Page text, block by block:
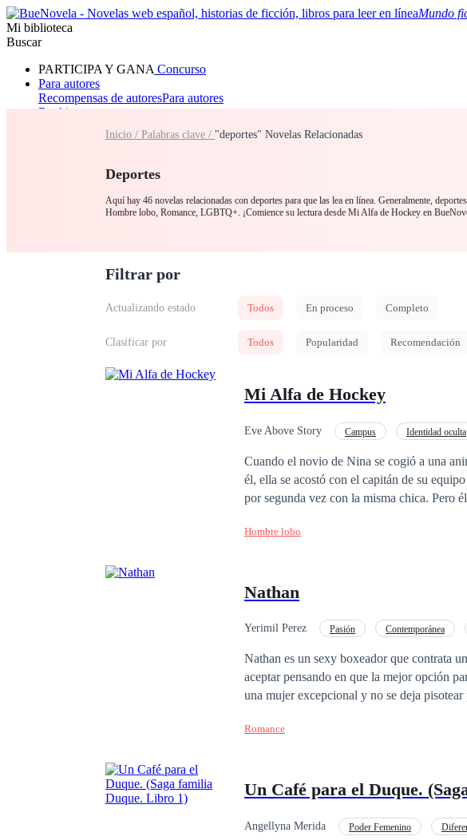
Mundo
Mi biblioteca
Buscar
PARTICIPA Y GANA Concurso
Para autores
Recompensas de autoresPara autores
Ranking
RomanceHombre lobo
Inicio / Palabras clave / "deportes" Novelas Relacionadas
Deportes
Aquí hay 46 novelas relacionadas con deportes para que las lea en línea. Generalmente,
Hombre lobo, Romance, LGBTQ+. ¡Comience su lectura desde Mi Alfa de Hockey en
Filtrar por
Actualizando estado Todos En proceso Completo
Clasificar por Todos Popularidad Recomendación
Mi Alfa de Hockey
Eve Above Story Campus Identidad oculta
Cuando el novio de Nina se cogió a una
él, ella se acostó con el capitán de su
por segunda vez con la misma chica. Pero
Hombre lobo
Nathan
Yerimil Perez Pasión Contemporánea
Nathan es un sexy boxeador que contrata
aceptar pensando en que la mejor opción
una mujer excepcional y no se deja
Romance
Un Café para el Duque.
Angellyna Merida Poder Femenino